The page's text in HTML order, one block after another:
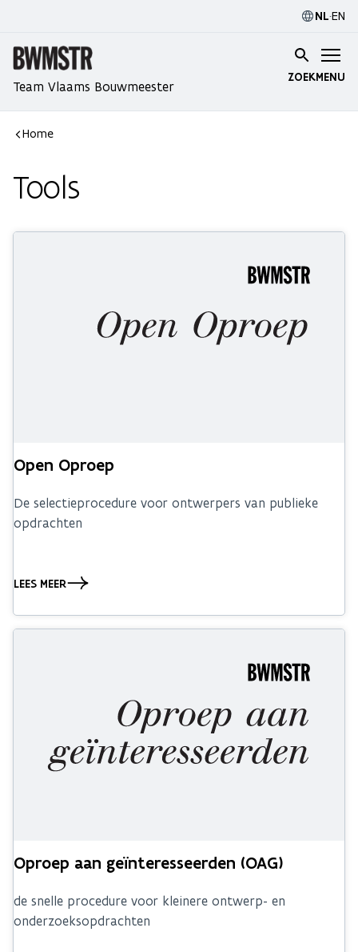
NL·EN
Team Vlaams Bouwmeester
ZOEKMENU
Home
Tools
Open Oproep
De selectieprocedure voor ontwerpers van publieke
opdrachten
LEES MEER
Oproep aan geïnteresseerden (OAG)
de snelle procedure voor kleinere ontwerp- en
onderzoeksopdrachten